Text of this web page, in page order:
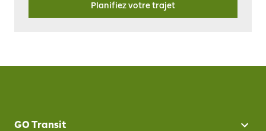
Planifiez votre trajet
GO Transit